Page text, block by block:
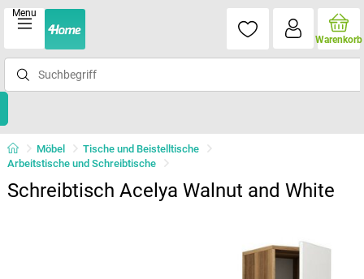
Menu
Warenkorb
Möbel
Tische und Beistelltische
Arbeitstische und Schreibtische
Schreibtisch Acelya Walnut and White